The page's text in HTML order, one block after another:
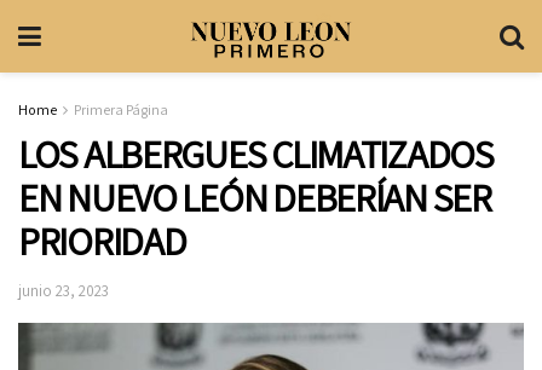
Home Primera Página
LOS ALBERGUES CLIMATIZADOS
EN NUEVO LEÓN DEBERÍAN SER
PRIORIDAD
junio 23, 2023